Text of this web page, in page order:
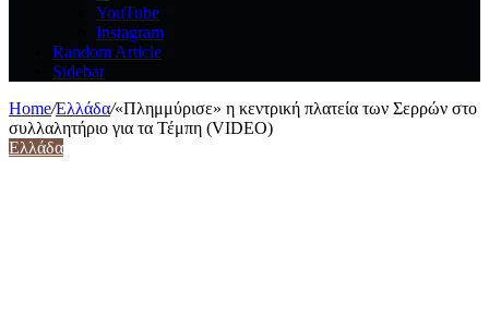
YouTube
Instagram
Random Article
Sidebar
Home/Ελλάδα/«Πλημμύρισε» η κεντρική πλατεία των Σερρών στο
συλλαλητήριο για τα Τέμπη (VIDEO)
Ελλάδα